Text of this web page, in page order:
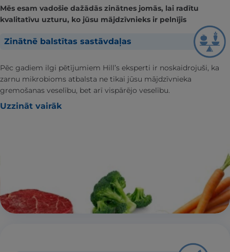
Mēs esam vadošie dažādās zinātnes jomās, lai radītu
kvalitatīvu uzturu, ko jūsu mājdzīvnieks ir pelnījis
Zinātnē balstītas sastāvdaļas
Pēc gadiem ilgi pētījumiem Hill’s eksperti ir noskaidrojuši, ka
zarnu mikrobioms atbalsta ne tikai jūsu mājdzīvnieka
gremošanas veselību, bet arī vispārējo veselību.
Uzzināt vairāk